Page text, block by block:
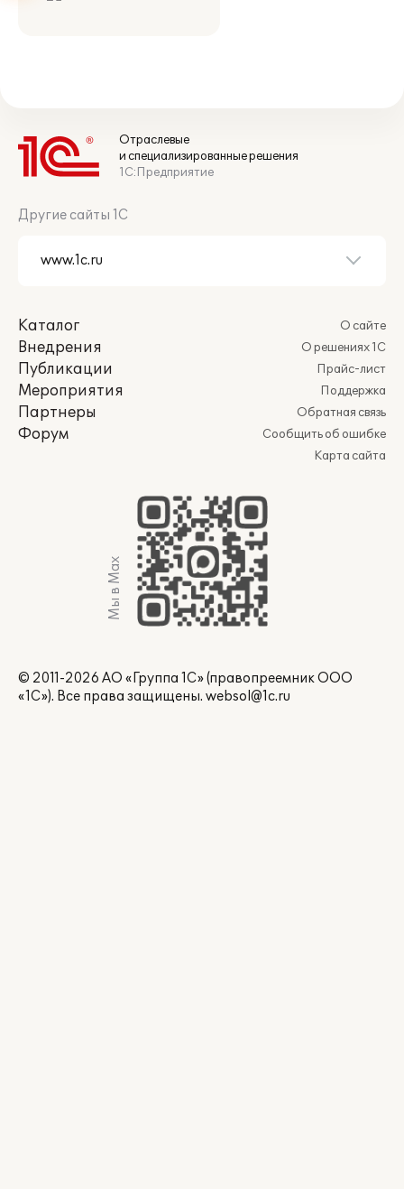
Отраслевые
и специализированные решения
1С:Предприятие
Другие сайты 1С
Каталог
Внедрения
Публикации
Мероприятия
Партнеры
Форум
О сайте
О решениях 1С
Прайс-лист
Поддержка
Обратная связь
Сообщить об ошибке
Карта сайта
Мы в Max
© 2011-2026 АО «Группа 1С» (правопреемник ООО
«1С»). Все права защищены. websol@1c.ru